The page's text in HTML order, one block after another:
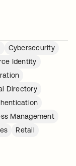
Cybersecurity
Identity
Directory
Management
Retail